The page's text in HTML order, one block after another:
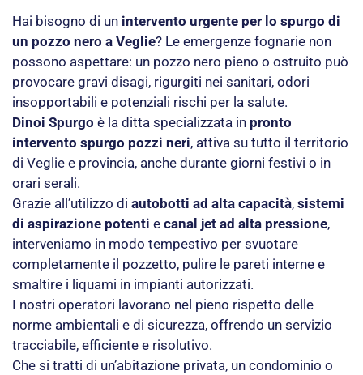
Hai bisogno di un intervento urgente per lo spurgo di
un pozzo nero a Veglie? Le emergenze fognarie non
possono aspettare: un pozzo nero pieno o ostruito può
provocare gravi disagi, rigurgiti nei sanitari, odori
insopportabili e potenziali rischi per la salute.
Dinoi Spurgo è la ditta specializzata in pronto
intervento spurgo pozzi neri, attiva su tutto il territorio
di Veglie e provincia, anche durante giorni festivi o in
orari serali.
Grazie all’utilizzo di autobotti ad alta capacità, sistemi
di aspirazione potenti e canal jet ad alta pressione,
interveniamo in modo tempestivo per svuotare
completamente il pozzetto, pulire le pareti interne e
smaltire i liquami in impianti autorizzati.
I nostri operatori lavorano nel pieno rispetto delle
norme ambientali e di sicurezza, offrendo un servizio
tracciabile, efficiente e risolutivo.
Che si tratti di un’abitazione privata, un condominio o